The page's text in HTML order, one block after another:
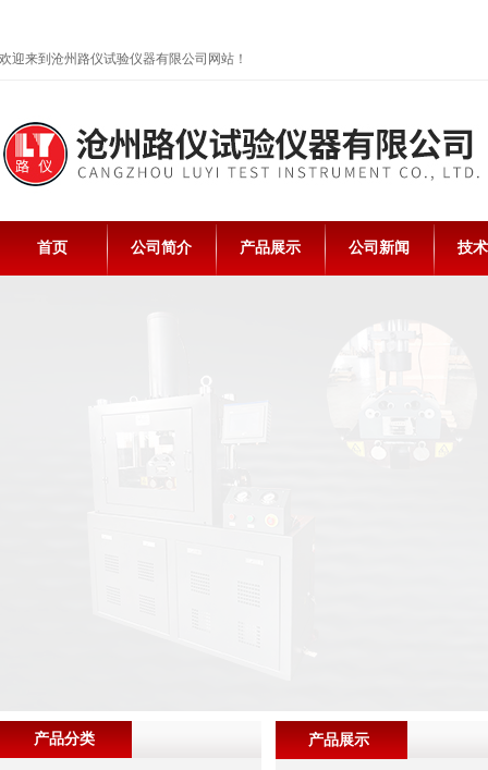
欢迎来到沧州路仪试验仪器有限公司网站！
首页 公司简介 产品展示 公司新闻 技
产品展示
产品分类